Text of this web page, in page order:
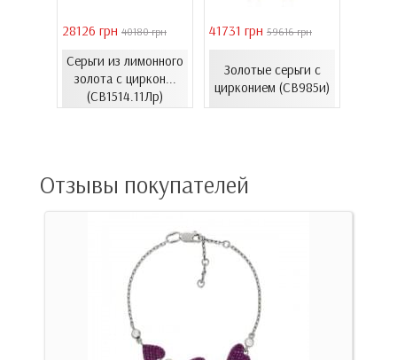
28126 грн 40180 грн
Серьги из лимонного
золота с циркон...
(СВ1514.11Лр)
41731 грн 59616 грн
Золотые серьги с
цирконием (СВ985и)
Отзывы покупателей